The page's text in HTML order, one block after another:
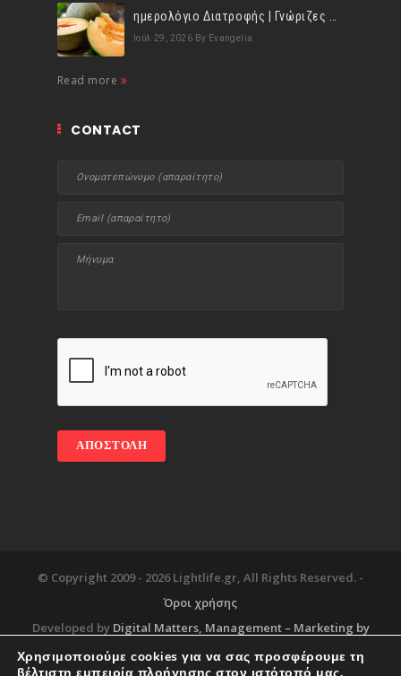
Ιούλ 29, 2026 By Evangelia
Read more
CONTACT
© Copyright 2009 - 2026 Lightlife.gr, All Rights Reserved. -
Όροι χρήσης
Developed by Digital Matters, Management – Marketing by
Χρησιμοποιούμε cookies για να σας προσφέρουμε τη